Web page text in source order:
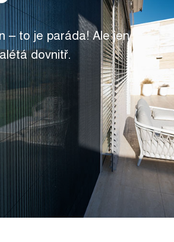
– to je paráda! Ale jen
dovnitř.